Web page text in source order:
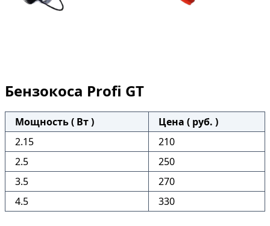
Бензокоса Profi GT
Мощность ( Вт )
Цена ( руб. )
2.15
210
2.5
250
3.5
270
4.5
330